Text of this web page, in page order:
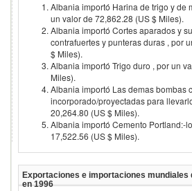
Albania importó Harina de trigo y de
un valor de 72,862.28 (US $ Miles).
Albania importó Cortes aparados y
contrafuertes y punteras duras , por
$ Miles).
Albania importó Trigo duro , por un
Miles).
Albania importó Las demas bombas
incorporado/proyectadas para
20,264.80 (US $ Miles).
Albania importó Cemento Portland:-
17,522.56 (US $ Miles).
Exportaciones e importaciones mundiales
en 1996